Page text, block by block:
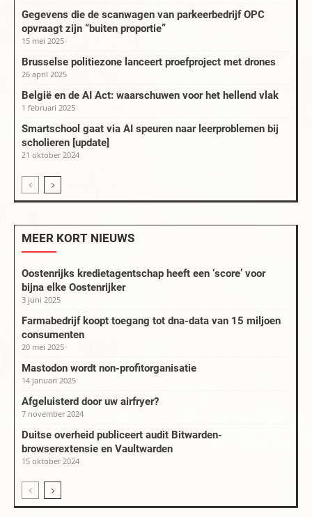
Gegevens die de scanwagen van parkeerbedrijf OPC
opvraagt zijn “buiten proportie”
15 mei 2025
Brusselse politiezone lanceert proefproject met drones
26 april 2025
België en de AI Act: waarschuwen voor het hellend vlak
1 februari 2025
Smartschool gaat via AI speuren naar leerproblemen bij
scholieren [update]
21 oktober 2024
MEER KORT NIEUWS
Oostenrijks kredietagentschap heeft een ‘score’ voor
bijna elke Oostenrijker
3 juni 2025
Farmabedrijf koopt toegang tot dna-data van 15 miljoen
consumenten
20 mei 2025
Mastodon wordt non-profitorganisatie
14 januari 2025
Afgeluisterd door uw airfryer?
7 november 2024
Duitse overheid publiceert audit Bitwarden-
browserextensie en Vaultwarden
15 oktober 2024